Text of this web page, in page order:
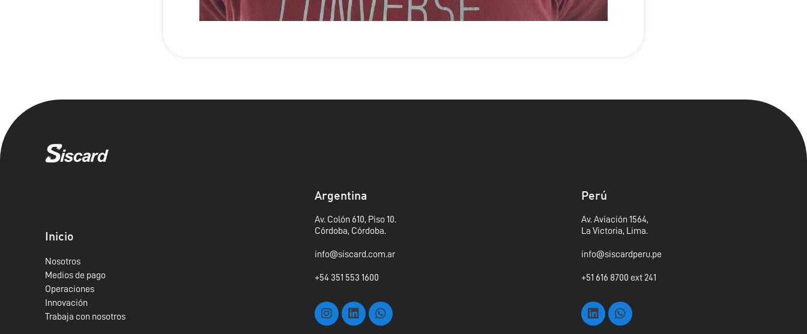
Inicio
Nosotros
Medios de pago
Operaciones
Innovación
Trabaja con nosotros
Argentina
Av. Colón 610, Piso 10.
Córdoba, Córdoba.
info@siscard.com.ar
+54 351 553 1600
Perú
Av. Aviación 1564,
La Victoria, Lima.
info@siscardperu.pe
+51 616 8700 ext 241